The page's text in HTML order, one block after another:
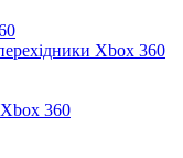
Xbox 360
360